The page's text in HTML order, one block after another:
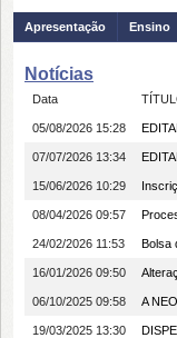
Apresentação Ensino
Notícias
Data
05/08/2026 15:28
07/07/2026 13:34
15/06/2026 10:29
08/04/2026 09:57
24/02/2026 11:53 Bolsa
16/01/2026 09:50
06/10/2025 09:58 A
19/03/2025 13:30